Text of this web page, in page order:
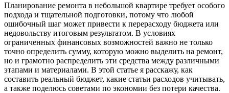
Планирование ремонта в небольшой квартире требует особого
подхода и тщательной подготовки, потому что любой
ошибочный шаг может привести к перерасходу бюджета или
недовольству итоговым результатом. В условиях
ограниченных финансовых возможностей важно не только
точно определить сумму, которую можно выделить на ремонт,
но и грамотно распределить эти средства между различными
этапами и материалами. В этой статье я расскажу, как
составить реальный бюджет, какие статьи расходов учитывать,
а также поделюсь советами по экономии без потери качества.